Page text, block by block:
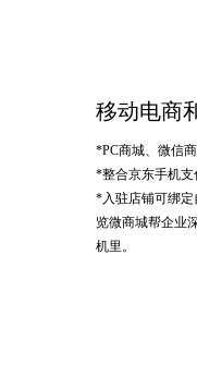
移动电商
*PC商城、微信
*整合京东手机
*入驻店铺可绑定
览微商城帮企业
机里。